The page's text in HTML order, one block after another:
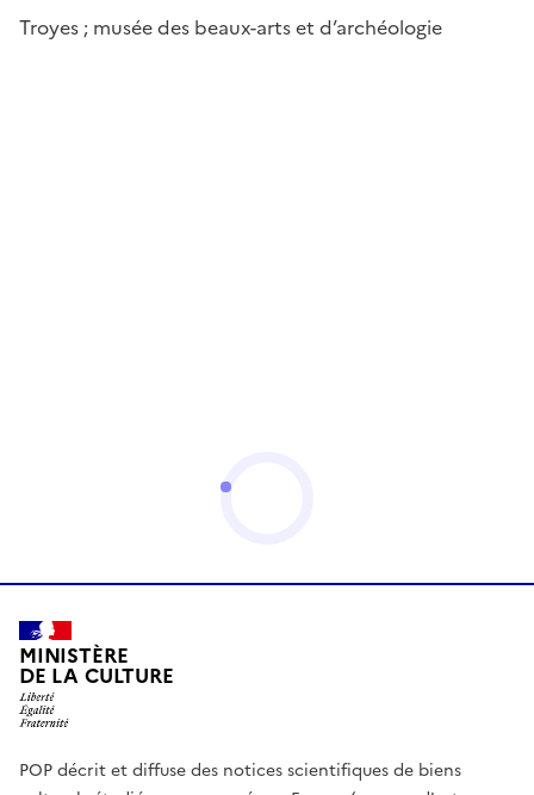
Troyes ; musée des beaux-arts et d’archéologie
MINISTÈRE
DE LA CULTURE
POP décrit et diffuse des notices scientifiques de biens